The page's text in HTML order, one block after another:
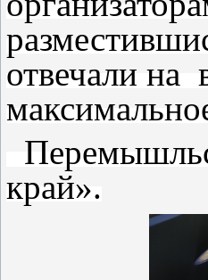
отвечали на
край».